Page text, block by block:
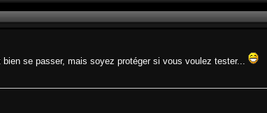
se passer, mais soyez protéger si vous voulez tester...